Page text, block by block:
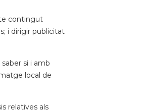
contingut
i dirigir publicitat
si i amb
local de
relatives als